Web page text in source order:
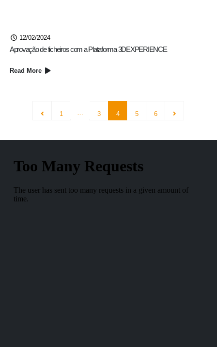
12/02/2024
Aprovação de ficheiros com a Plataforma 3DEXPERIENCE
Read More
1 3 4 5 6